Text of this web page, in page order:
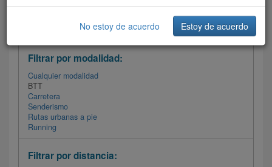
Filtrar las rutas
Filtrar por modalidad:
Cualquier modalidad
BTT
Carretera
Senderismo
Rutas urbanas a pie
Running
Filtrar por distancia:
No estoy de acuerdo Estoy de acuerdo